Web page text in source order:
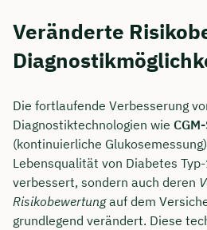
Veränderte
Die fortlaufende Verbesserung
Diagnostiktechnologien wie
(kontinuierliche
Lebensqualität von Diabetes
verbessert, sondern auch deren
Risikobewertungauf dem
grundlegend verändert. Diese